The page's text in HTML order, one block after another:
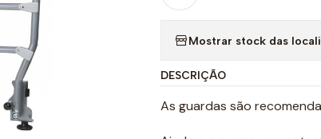
Mostrar stock das
DESCRIÇÃO
As guardas são